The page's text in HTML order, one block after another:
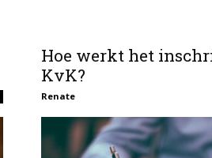
Hoe werkt het
KvK?
Renate